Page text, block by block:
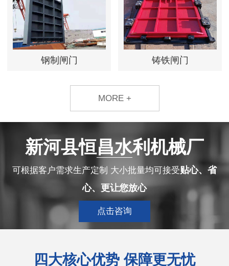
钢制闸门 铸铁闸门
MORE +
新河县恒昌水利机械厂
可根据客户需求生产定制 大小批量均可接受贴心、省
心、更让您放心
点击咨询
四大核心优势 保障更无忧